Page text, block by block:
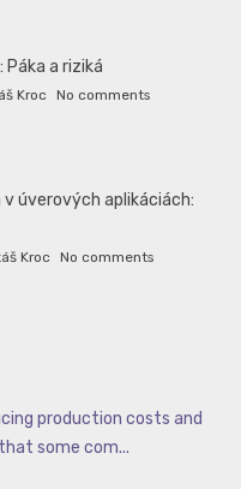
a riziká
Kroc No comments
úverových aplikáciách:
Kroc No comments
production costs and
some com...